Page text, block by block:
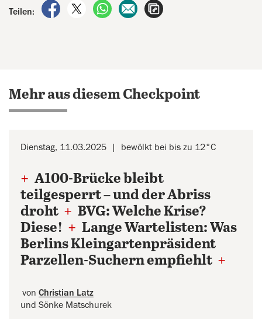
Teilen:
auf Facebook teilen
auf X teilenper WhatsApp teilen
per E-Mail teilen
Mehr aus diesem Checkpoint
Dienstag, 11.03.2025 bewölkt bei bis zu 12°C
+ A100-Brücke bleibt
teilgesperrt – und der Abriss
droht + BVG: Welche Krise?
Diese! + Lange Wartelisten: Was
Berlins Kleingartenpräsident
Parzellen-Suchern empfiehlt +
von Christian Latz
und Sönke Matschurek